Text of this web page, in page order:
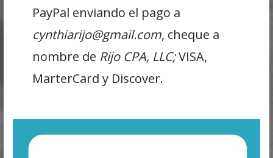
PayPal enviando el pago a
cynthiarijo@gmail.com, cheque a
nombre de Rijo CPA, LLC;VISA,
MarterCard y Discover.